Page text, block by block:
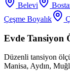
Belevi
Çeşme Boyalık
Evde Tansiyon
Düzenli tansiyon
Manisa, Aydın,